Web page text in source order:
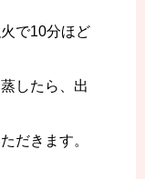
で10分ほど
したら、出
だきます。